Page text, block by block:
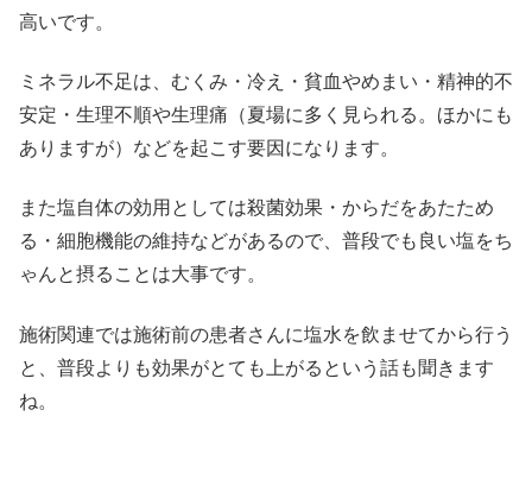
高いです。
ミネラル不足は、むくみ・冷え・貧血やめまい・精神的不
安定・生理不順や生理痛（夏場に多く見られる。ほかにも
ありますが）などを起こす要因になります。
また塩自体の効用としては殺菌効果・からだをあたため
る・細胞機能の維持などがあるので、普段でも良い塩をち
ゃんと摂ることは大事です。
施術関連では施術前の患者さんに塩水を飲ませてから行う
と、普段よりも効果がとても上がるという話も聞きます
ね。